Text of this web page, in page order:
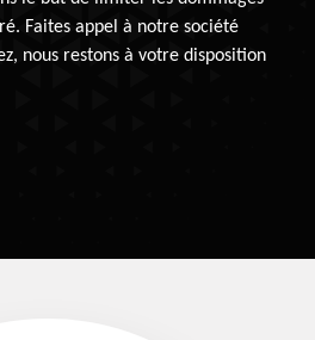
Faites appel à notre société
nous restons à votre disposition